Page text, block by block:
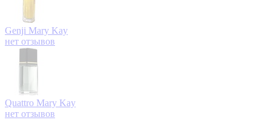
Genji Mary Kay
нет отзывов
Quattro Mary Kay
нет отзывов